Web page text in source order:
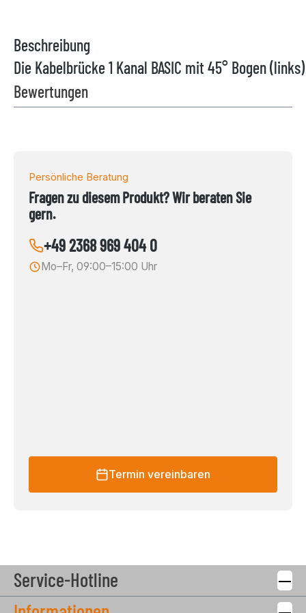
Beschreibung
Die Kabelbrücke 1 Kanal BASIC mit 45° Bogen
Bewertungen
Persönliche Beratung
Fragen zu diesem Produkt? Wir beraten Sie
gern.
+49 2368 969 404 0
Mo–Fr, 09:00–15:00 Uhr
Termin vereinbaren
Service-Hotline